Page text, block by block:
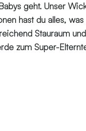
geht. Unser
hast du alles,
Stauraum
zum Super-